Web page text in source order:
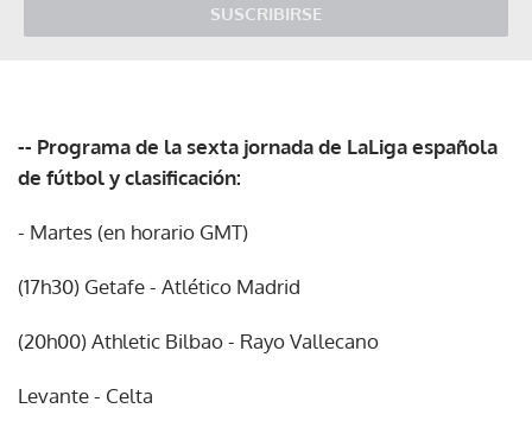
SUSCRIBIRSE
-- Programa de la sexta jornada de LaLiga española
de fútbol y clasificación:
- Martes (en horario GMT)
(17h30) Getafe - Atlético Madrid
(20h00) Athletic Bilbao - Rayo Vallecano
Levante - Celta